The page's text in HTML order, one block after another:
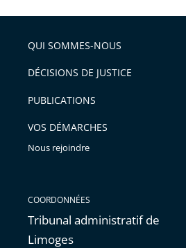
l'article
pour
avant
QUI SOMMES-NOUS
DÉCISIONS DE JUSTICE
PUBLICATIONS
VOS DÉMARCHES
Nous rejoindre
COORDONNÉES
Tribunal administratif de
Limoges